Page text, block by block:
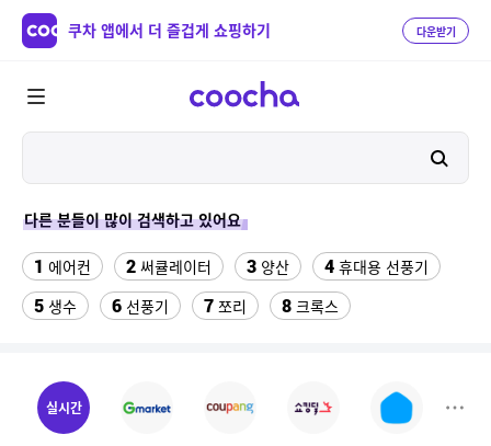
쿠차 앱에서 더 즐겁게 쇼핑하기 다운받기
다른 분들이 많이 검색하고 있어요
1 에어컨 2 써큘레이터 3 양산 4 휴대용 선풍기
5 생수 6 선풍기 7 쪼리 8 크록스
12 여자라인 댄스복
14 다이소C타입 to HDMI 미러링 케이블 대나무돗자리
실시간